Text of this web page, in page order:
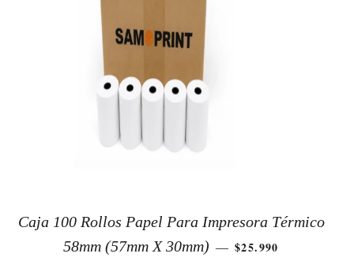
Caja 100 Rollos Papel Para Impresora Térmico
58mm (57mm X 30mm) — PRECIO DE
$25.990